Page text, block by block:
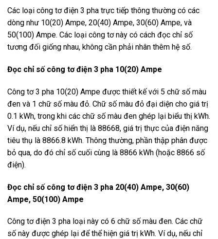
Các loại công tơ điện 3 pha trực tiếp thông thường có các
dòng như 10(20) Ampe, 20(40) Ampe, 30(60) Ampe, và
50(100) Ampe. Các loại công tơ này có cách đọc chỉ số
tương đối giống nhau, không cần phải nhân thêm hệ số.
Đọc chỉ số công tơ điện 3 pha 10(20) Ampe
Công tơ 3 pha 10(20) Ampe được thiết kế với 5 chữ số màu
đen và 1 chữ số màu đỏ. Chữ số màu đỏ đại diện cho giá trị
0.1 kWh, trong khi các chữ số màu đen ghép lại biểu thị kWh.
Ví dụ, nếu chỉ số hiển thị là 88668, giá trị thực của điện năng
tiêu thụ là 8866.8 kWh. Thông thường, phần thập phân được
bỏ qua, do đó chỉ số cuối cùng là 8866 kWh (hoặc 8866 số
điện).
Đọc chỉ số công tơ điện 3 pha 20(40) Ampe, 30(60)
Ampe, 50(100) Ampe
Công tơ điện 3 pha loại này có 6 chữ số màu đen. Các chữ
số này được ghép lại để thể hiện giá trị kWh. Ví dụ, nếu chỉ